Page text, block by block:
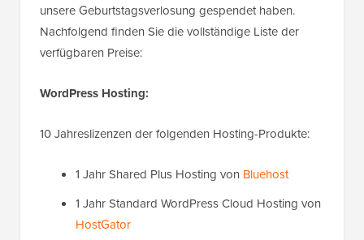
unsere Geburtstagsverlosung gespendet haben.
Nachfolgend finden Sie die vollständige Liste der
verfügbaren Preise:
WordPress Hosting:
10 Jahreslizenzen der folgenden Hosting-Produkte:
1 Jahr Shared Plus Hosting von Bluehost
1 Jahr Standard WordPress Cloud Hosting von
HostGator